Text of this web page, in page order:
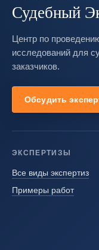
Судебный
Центр по
исследований для
заказчиков.
Обсудить
ЭКСПЕРТИЗЫ
Все виды экспертиз
Примеры работ